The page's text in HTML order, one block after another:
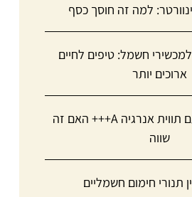
למה זה חוסך כסף
חשמל: טיפים לחיים
ארוכים יותר
מכשירי חשמל עם תווית אנרגיה A+++ האם זה
שווה
תנורי חימום חשמליים